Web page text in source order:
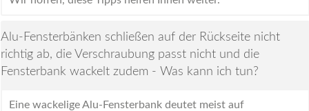
Alu-Fensterbänken schließen auf der Rückseite nicht
richtig ab, die Verschraubung passt nicht und die
Fensterbank wackelt zudem - Was kann ich tun?
Eine wackelige Alu-Fensterbank deutet meist auf